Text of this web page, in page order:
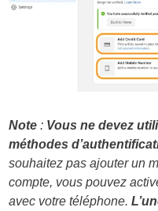
Note : Vous ne devez
méthodes
souhaitez pas ajouter un
compte, vous pouvez
avec votre téléphone.